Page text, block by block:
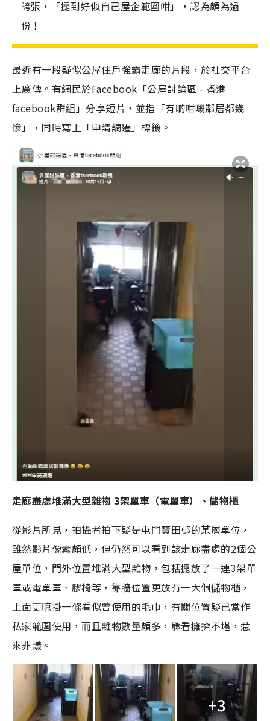
誇張，「擺到好似自己屋企範圍咁」，認為頗為過
份！
最近有一段疑似公屋住戶強霸走廊的片段，於社交平台
上廣傳。有網民於Facebook「公屋討論區 - 香港
facebook群組」分享短片，並指「有啲咁嘅鄰居都幾
慘」，同時寫上「申請調遷」標籤。
走廊盡處堆滿大型雜物 3架單車（電單車）、儲物櫃
從影片所見，拍攝者拍下疑是屯門寶田邨的某層單位，
雖然影片像素頗低，但仍然可以看到該走廊盡處的2個公
屋單位，門外位置堆滿大型雜物，包括擺放了一連3架單
車或電單車、膠椅等，靠牆位置更放有一大個儲物櫃，
上面更晾掛一條看似曾使用的毛巾，有關位置疑已當作
私家範圍使用，而且雜物數量頗多，驟看擁擠不堪，惹
來非議。
+3